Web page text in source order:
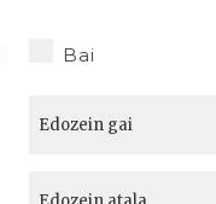
Bai